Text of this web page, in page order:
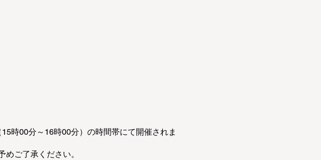
時00分～16時00分）の時間帯にて開催されま
ご了承ください。